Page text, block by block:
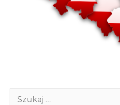
Szukaj: